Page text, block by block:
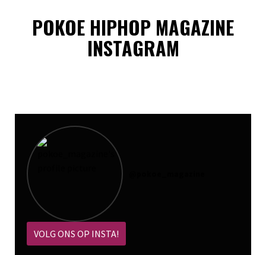
POKOE HIPHOP MAGAZINE
INSTAGRAM
VOLG ONS OP INSTA!